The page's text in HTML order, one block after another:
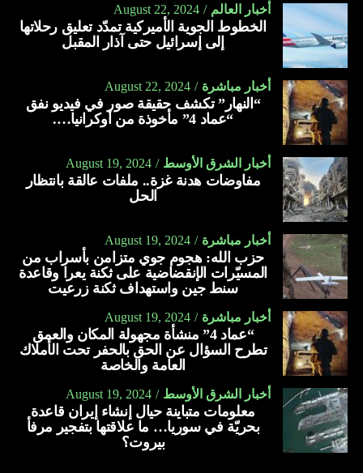
أخبار العالم August 22, 2024
الخطوط الجوية الأميركية تمدّد تعليق رحلاتها
إلى إسرائيل حتى آذار المقبل
أخبار مباشرة August 22, 2024
“النهار” تكشف حقيقة صور في فيديو نفق
“عماد 4” مأخوذة من أوكرانيا….
أخبار الشرق الأوسط August 19, 2024
مفاوضات هدنة غزة.. ملفات عالقة بانتظار
الحل
أخبار مباشرة August 19, 2024
حزب الله: هجوم جوي متزامن بأسراب من
المسيّرات الإنقضاضية على ثكنة يعرا وقاعدة
سنط جين واستهداف ثكنة زرعيت
أخبار مباشرة August 19, 2024
“عماد 4” منشأة مجهولة المكان والعمق
تطرح السؤال عن الحق بالحفر تحت الأملاك
العامة والخاصة
أخبار الشرق الأوسط August 19, 2024
معلومات متباينة حيال إنشاء إيران قاعدة
بحريّة في سوريا… ما علاقتها بتفجير مرفأ
بيروت؟